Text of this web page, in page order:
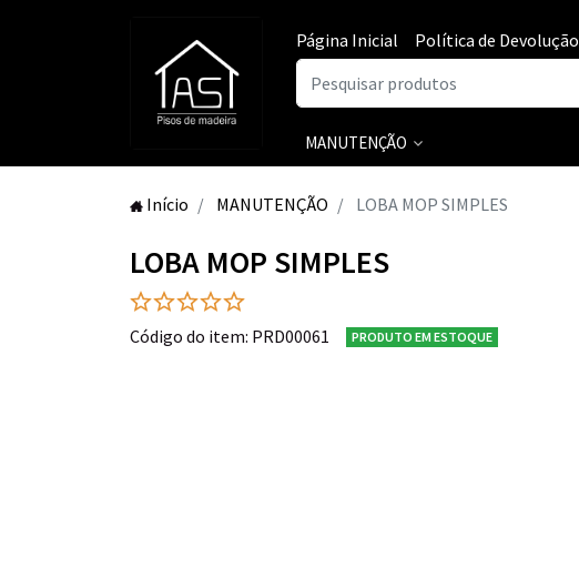
Página Inicial Política de Devolução
MANUTENÇÃO
Início MANUTENÇÃO LOBA MOP SIMPLES
LOBA MOP SIMPLES
Código do item: PRD00061 PRODUTO EM ESTOQUE